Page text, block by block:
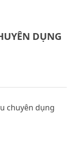
DỤNG
chuyên dụng